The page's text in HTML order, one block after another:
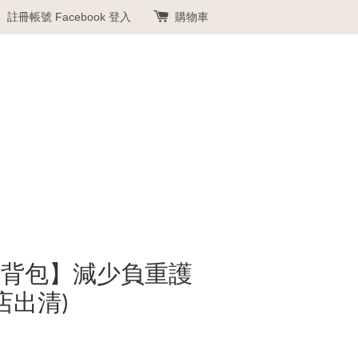
註冊帳號 Facebook 登入 購物車
包】減少負重護
出清)